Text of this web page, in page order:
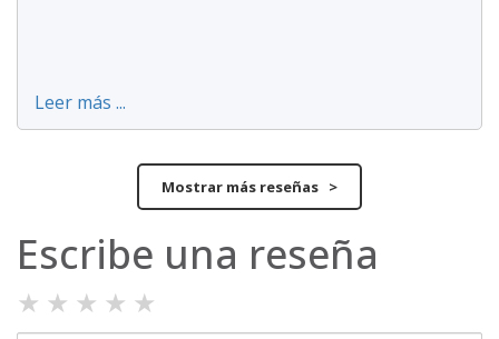
Leer más ...
Mostrar más reseñas >
Escribe una reseña
★ ★ ★ ★ ★